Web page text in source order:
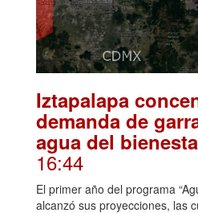
Iztapalapa
demanda de
agua del
16:44
El primer año del programa
alcanzó sus proyecciones, las